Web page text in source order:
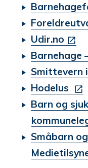
Udir.no
Barnehage
Smittevern
Hodelus
Barn og
Småbarn